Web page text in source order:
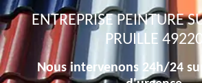
ENTREPRISE PEINTURE
PRUILLE 49220
Nous intervenons 24h/24